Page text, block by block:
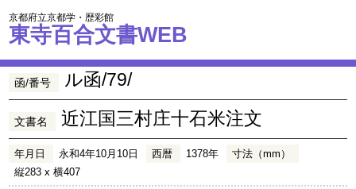
京都府立京都学・歴彩館
東寺百合文書WEB
函/番号 ル函/79/
文書名 近江国三村庄十石米注文
年月日 永和4年10月10日 西暦 1378年
寸法（mm）
縦283 x 横407